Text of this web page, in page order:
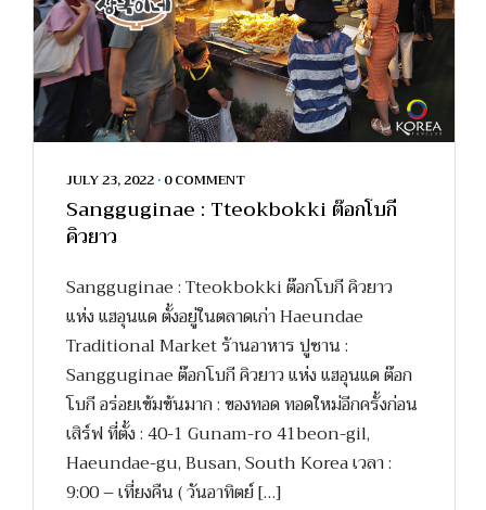
JULY 23, 2022 • 0 COMMENT
Sangguginae : Tteokbokki ต๊อกโบกี
คิวยาว
Sangguginae : Tteokbokki ต๊อกโบกี คิวยาว
แห่ง แฮอุนแด ตั้งอยู่ในตลาดเก่า Haeundae
Traditional Market ร้านอาหาร ปูซาน :
Sangguginae ต๊อกโบกี คิวยาว แห่ง แฮอุนแด ต๊อก
โบกี อร่อยเข้มข้นมาก : ของทอด ทอดใหม่อีกครั้งก่อน
เสิร์ฟ ที่ตั้ง : 40-1 Gunam-ro 41beon-gil,
Haeundae-gu, Busan, South Korea เวลา :
9:00 – เที่ยงคืน ( วันอาทิตย์ […]